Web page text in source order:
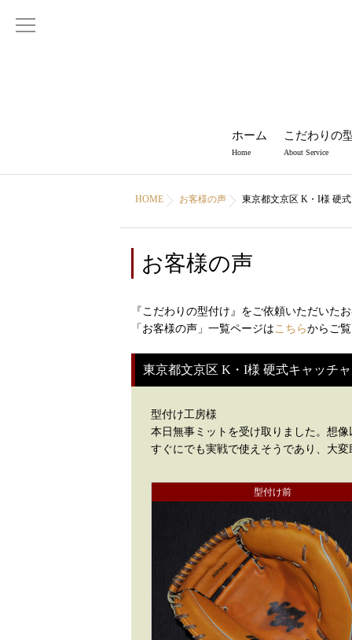
ホーム
Home
こだわりの
About Service
HOME お客様の声 東京都文京区 K・I様 硬
お客様の声
『こだわりの型付け』をご依頼いただいた
「お客様の声」一覧ページはこちらからご
東京都文京区 K・I様 硬式キャッチ
型付け工房様
本日無事ミットを受け取りました。想
すぐにでも実戦で使えそうであり、大
型付け前